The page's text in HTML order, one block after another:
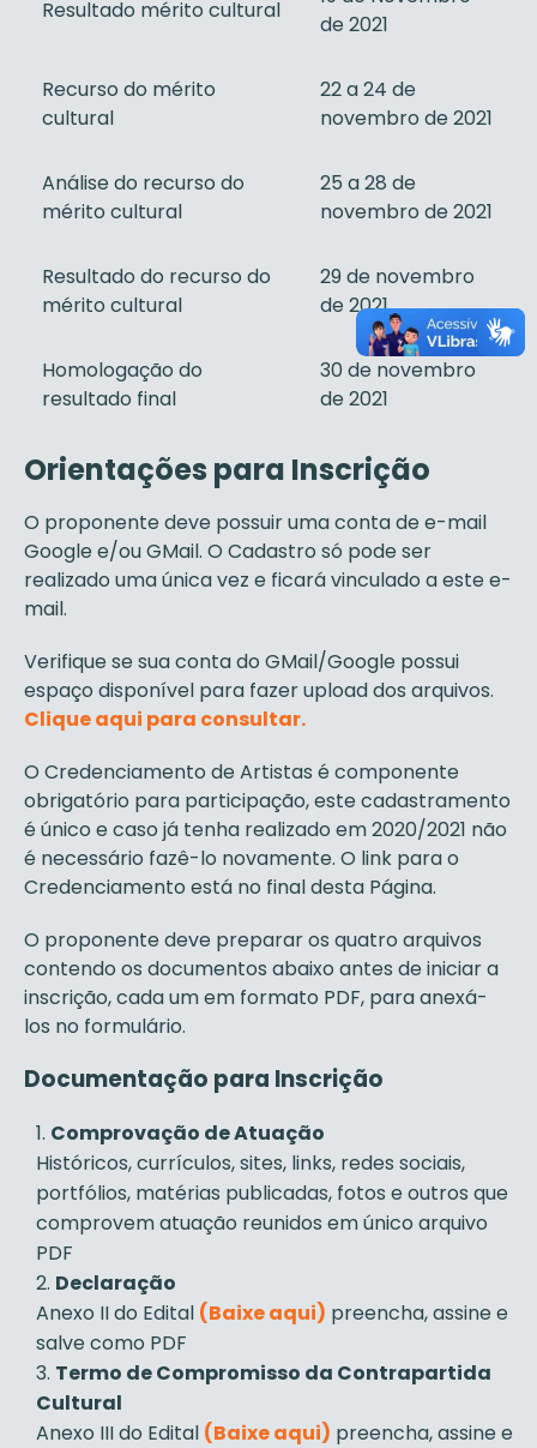
Resultado mérito cultural
de 2021
Recurso do mérito
cultural
22 a 24 de
novembro de 2021
Análise do recurso do
mérito cultural
25 a 28 de
novembro de 2021
Resultado do recurso do
mérito cultural
29 de novembro
de 2021
Homologação do
resultado final
30 de novembro
de 2021
Orientações para Inscrição
O proponente deve possuir uma conta de e-mail
Google e/ou GMail. O Cadastro só pode ser
realizado uma única vez e ficará vinculado a este e-
mail.
Verifique se sua conta do GMail/Google possui
espaço disponível para fazer upload dos arquivos.
Clique aqui para consultar.
O Credenciamento de Artistas é componente
obrigatório para participação, este cadastramento
é único e caso já tenha realizado em 2020/2021 não
é necessário fazê-lo novamente. O link para o
Credenciamento está no final desta Página.
O proponente deve preparar os quatro arquivos
contendo os documentos abaixo antes de iniciar a
inscrição, cada um em formato PDF, para anexá-
los no formulário.
Documentação para Inscrição
Comprovação de Atuação
Históricos, currículos, sites, links, redes sociais,
portfólios, matérias publicadas, fotos e outros que
comprovem atuação reunidos em único arquivo
PDF
Declaração
Anexo II do Edital (Baixe aqui) preencha, assine e
salve como PDF
Termo de Compromisso da Contrapartida
Cultural
Anexo III do Edital (Baixe aqui) preencha, assine e